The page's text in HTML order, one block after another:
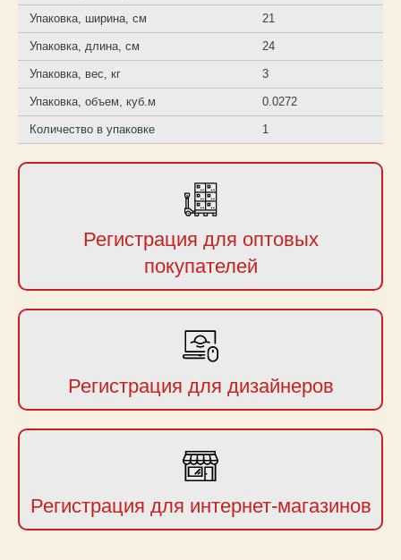
Упаковка, ширина, см 21
Упаковка, длина, см 24
Упаковка, вес, кг 3
Упаковка, объем, куб.м 0.0272
Количество в упаковке 1
Регистрация для оптовых
покупателей
Регистрация для дизайнеров
Регистрация для интернет-магазинов